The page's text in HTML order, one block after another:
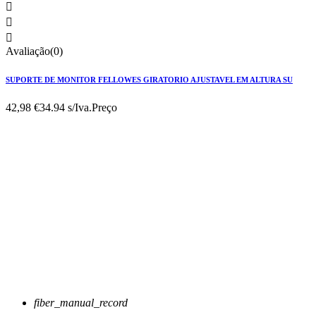



Avaliação(0)
SUPORTE DE MONITOR FELLOWES GIRATORIO AJUSTAVEL EM ALTURA SU
42,98 €34.94 s/Iva.Preço
fiber_manual_record